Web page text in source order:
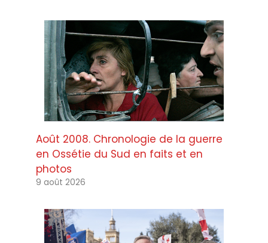
Août 2008. Chronologie de la guerre
en Ossétie du Sud en faits et en
photos
9 août 2026